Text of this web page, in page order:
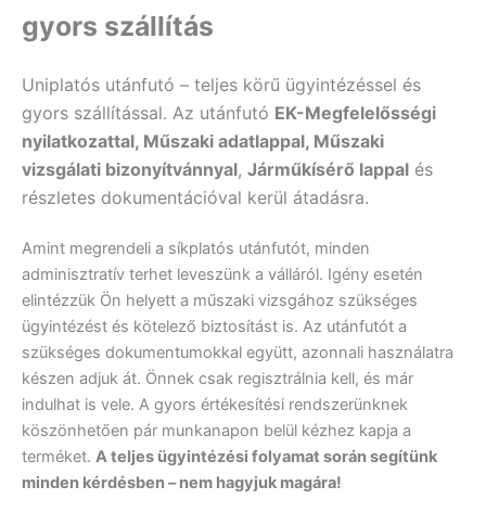
gyors szállítás
Uniplatós utánfutó – teljes körű ügyintézéssel és
gyors szállítással. Az utánfutó EK-Megfelelősségi
nyilatkozattal, Műszaki adatlappal, Műszaki
vizsgálati bizonyítvánnyal, Járműkísérő lappal és
részletes dokumentációval kerül átadásra.
Amint megrendeli a síkplatós utánfutót, minden
adminisztratív terhet leveszünk a válláról. Igény esetén
elintézzük Ön helyett a műszaki vizsgához szükséges
ügyintézést és kötelező biztosítást is. Az utánfutót a
szükséges dokumentumokkal együtt, azonnali használatra
készen adjuk át. Önnek csak regisztrálnia kell, és már
indulhat is vele. A gyors értékesítési rendszerünknek
köszönhetően pár munkanapon belül kézhez kapja a
terméket. A teljes ügyintézési folyamat során segítünk
minden kérdésben – nem hagyjuk magára!